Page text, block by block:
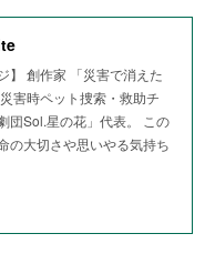
】 創作家 「災害で消えた
害時ペット捜索・救助チ
団Sol.星の花」代表。 この
の大切さや思いやる気持ち